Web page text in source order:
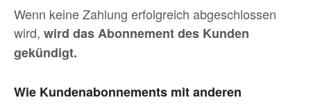
Wenn keine Zahlung erfolgreich abgeschlossen
wird, wird das Abonnement des Kunden
gekündigt.
Wie Kundenabonnements mit anderen